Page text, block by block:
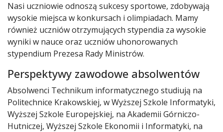
Nasi uczniowie odnoszą sukcesy sportowe, zdobywają
wysokie miejsca w konkursach i olimpiadach. Mamy
również uczniów otrzymujących stypendia za wysokie
wyniki w nauce oraz uczniów uhonorowanych
stypendium Prezesa Rady Ministrów.
Perspektywy zawodowe absolwentów
Absolwenci Technikum informatycznego studiują na
Politechnice Krakowskiej, w Wyższej Szkole Informatyki,
Wyższej Szkole Europejskiej, na Akademii Górniczo-
Hutniczej, Wyższej Szkole Ekonomii i Informatyki, na